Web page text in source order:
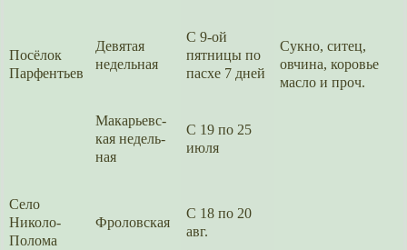
Сукно, ситец,
овчина, коровье
масло и проч.
Посёлок
Парфентьев
Девятая
недель­ная
С 9-ой
пятни­цы по
пасхе 7 дней
Макарьевс­
кая недель­
ная
С 19 по 25
июля
Село
Николо-
Полома
Фроловс­кая
С 18 по 20
авг.